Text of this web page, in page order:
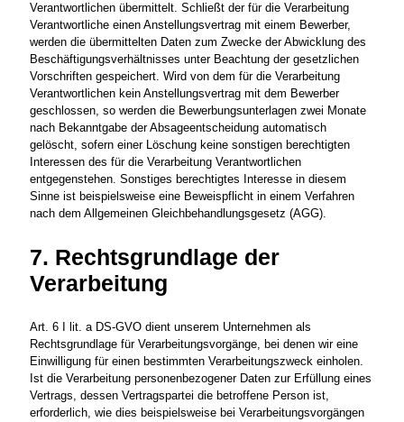
Verantwortlichen übermittelt. Schließt der für die Verarbeitung
Verantwortliche einen Anstellungsvertrag mit einem Bewerber,
werden die übermittelten Daten zum Zwecke der Abwicklung des
Beschäftigungsverhältnisses unter Beachtung der gesetzlichen
Vorschriften gespeichert. Wird von dem für die Verarbeitung
Verantwortlichen kein Anstellungsvertrag mit dem Bewerber
geschlossen, so werden die Bewerbungsunterlagen zwei Monate
nach Bekanntgabe der Absageentscheidung automatisch
gelöscht, sofern einer Löschung keine sonstigen berechtigten
Interessen des für die Verarbeitung Verantwortlichen
entgegenstehen. Sonstiges berechtigtes Interesse in diesem
Sinne ist beispielsweise eine Beweispflicht in einem Verfahren
nach dem Allgemeinen Gleichbehandlungsgesetz (AGG).
7. Rechtsgrundlage der
Verarbeitung
Art. 6 I lit. a DS-GVO dient unserem Unternehmen als
Rechtsgrundlage für Verarbeitungsvorgänge, bei denen wir eine
Einwilligung für einen bestimmten Verarbeitungszweck einholen.
Ist die Verarbeitung personenbezogener Daten zur Erfüllung eines
Vertrags, dessen Vertragspartei die betroffene Person ist,
erforderlich, wie dies beispielsweise bei Verarbeitungsvorgängen